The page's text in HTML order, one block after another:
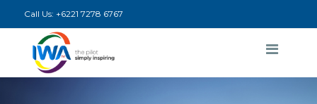
Call Us: +6221 7278 6767